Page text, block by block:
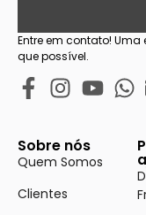
Entre em contato!
que possível.
Sobre nós
Quem Somos
Clientes